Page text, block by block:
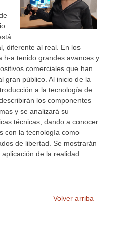
diferente al real. En los
h-a tenido grandes avances y
comerciales que han
gran público. Al inicio de la
a la tecnología de
los componentes
y se analizará su
técnicas, dando a conocer
con la tecnología como
de libertad. Se mostrarán
de la realidad
Volver arriba